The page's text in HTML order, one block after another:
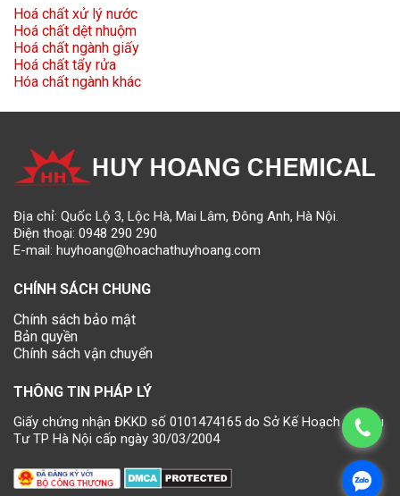
Hoá chất xử lý nước
Hoá chất dệt nhuộm
Hoá chất ngành giấy
Hoá chất tẩy rửa
Hóa chất ngành khác
Địa chỉ: Quốc Lộ 3, Lộc Hà, Mai Lâm, Đông Anh, Hà Nội.
Điện thoại: 0948 290 290
E-mail: huyhoang@hoachathuyhoang.com
CHÍNH SÁCH CHUNG
Chính sách bảo mật
Bản quyền
Chính sách vận chuyển
THÔNG TIN PHÁP LÝ
Giấy chứng nhận ĐKKD số 0101474165 do Sở Kế Hoạch và Đầu
Tư TP Hà Nội cấp ngày 30/03/2004